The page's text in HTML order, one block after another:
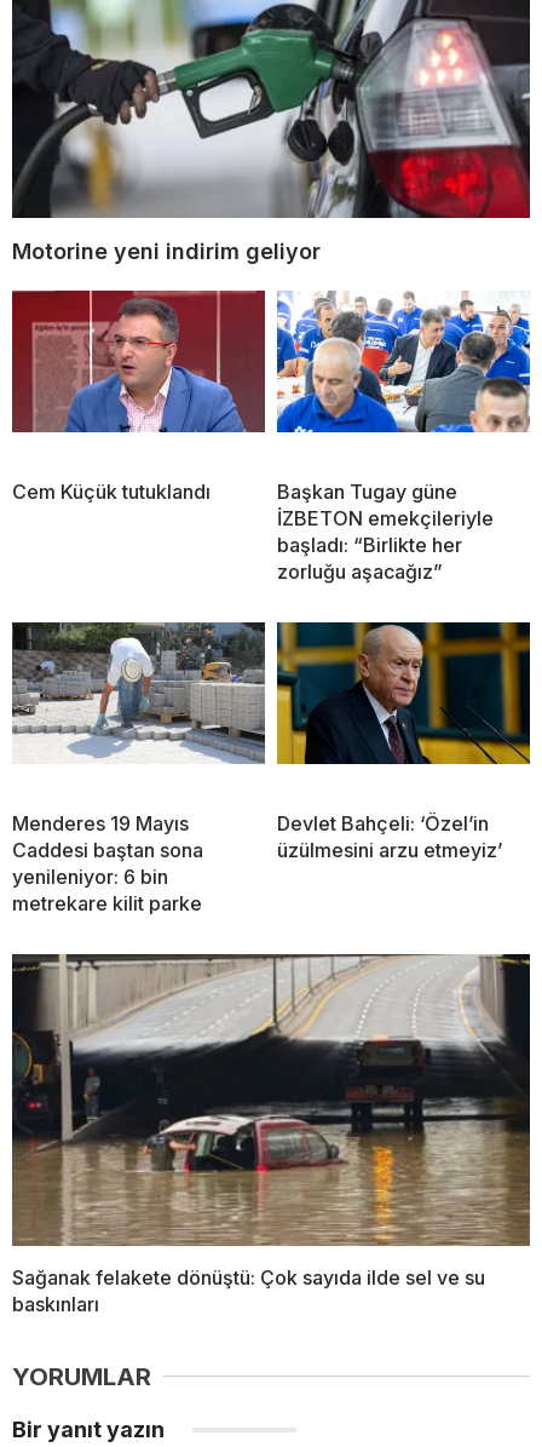
Motorine yeni indirim geliyor
Cem Küçük tutuklandı
Başkan Tugay güne
İZBETON emekçileriyle
başladı: “Birlikte her
zorluğu aşacağız”
Menderes 19 Mayıs
Caddesi baştan sona
yenileniyor: 6 bin
metrekare kilit parke
Devlet Bahçeli: ‘Özel’in
üzülmesini arzu etmeyiz’
Sağanak felakete dönüştü: Çok sayıda ilde sel ve su
baskınları
YORUMLAR
Bir yanıt yazın